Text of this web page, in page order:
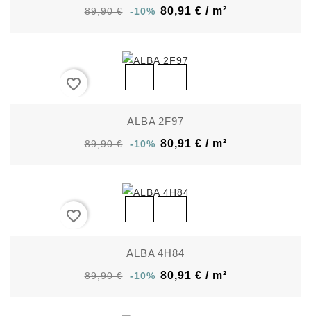
89,90 € -10% 80,91 € / m²
favorite_border
ALBA 2F97
89,90 € -10% 80,91 € / m²
favorite_border
ALBA 4H84
89,90 € -10% 80,91 € / m²